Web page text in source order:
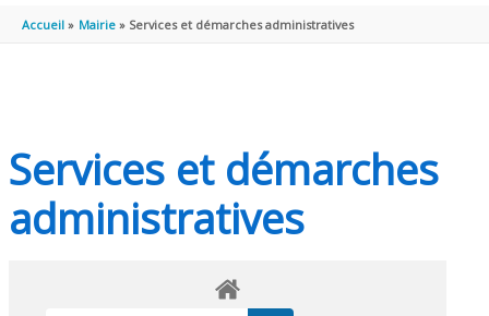
PRINCIPAL
Accueil Mairie Services et démarches administratives
Services et démarches
administratives